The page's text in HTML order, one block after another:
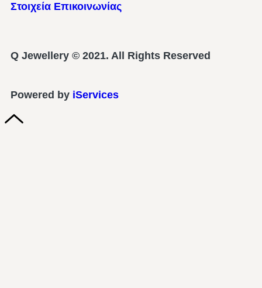
Στοιχεία Επικοινωνίας
Q Jewellery © 2021. All Rights Reserved
Powered by iServices